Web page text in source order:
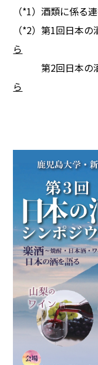
（*1）酒類に係る
（*2）第1回日本
ら
第2回日本の
ら